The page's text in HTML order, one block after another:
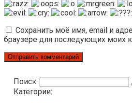
Сохранить моё имя, email и
браузере для последующих моих
Поиск:
Категории: